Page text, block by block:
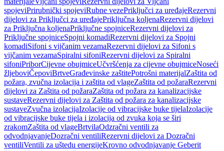
spojeviPrirubnički spojeviRubne vezePriključci za uređajeRezervni
dijelovi za Priključci za uređajePriključna koljenaRezervni dijelovi
za Priključna koljenaPriključne spojniceRezervni dijelovi za
Priključne spojniceSpojni komadiRezervni dijelovi za Spojni
komadiSifoni s vijčanim vezamaRezervni dijelovi za Sifoni s
vijčanim vezamaSpiralni sifoniRezervni dijelovi za Spiralni
sifoniPriborCijevne obujmiceUčvršćenja za cijevne obujmiceNoseći
žljeboviČepoviBrtveGrađevinske zaštitePotrošni materijalZaštita od
požara, zvučna izolacija i zaštita od vlageZaštita od požaraRezervni
dijelovi za Zaštita od požaraZaštita od požara za kanalizacijske
sustaveRezervni dijelovi za Zaštita od požara za kanalizacijske
sustaveZvučna izolacijaIzolacije od vibracijske buke tijelaIzolacije
od vibracijske buke tijela i izolacija od zvuka koja se širi
zrakomZaštita od vlageBrtvilaOdzračni ventili za
odvodnjavanjeDozračni ventiliRezervni dijelovi za Dozračni
ventiliVentili za uštedu energijeKrovno odvodnjavanje Geberit